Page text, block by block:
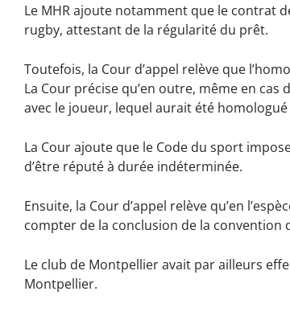
Le MHR ajoute notamment que le contrat
rugby, attestant de la régularité du prêt.
Toutefois, la Cour d’appel relève que
La Cour précise qu’en outre, même en cas
avec le joueur, lequel aurait été homologué
La Cour ajoute que le Code du sport
d’être réputé à durée indéterminée.
Ensuite, la Cour d’appel relève qu’en
compter de la conclusion de la convention
Le club de Montpellier avait par ailleurs
Montpellier.